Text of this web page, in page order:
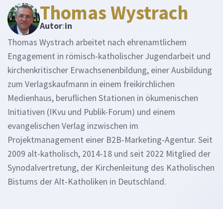
Thomas Wystrach
Autor:in
Thomas Wystrach arbeitet nach ehrenamtlichem
Engagement in römisch-katholischer Jugendarbeit und
kirchenkritischer Erwachsenenbildung, einer Ausbildung
zum Verlagskaufmann in einem freikirchlichen
Medienhaus, beruflichen Stationen in ökumenischen
Initiativen (IKvu und Publik-Forum) und einem
evangelischen Verlag inzwischen im
Projektmanagement einer B2B-Marketing-Agentur. Seit
2009 alt-katholisch, 2014-18 und seit 2022 Mitglied der
Synodalvertretung, der Kirchenleitung des Katholischen
Bistums der Alt-Katholiken in Deutschland.